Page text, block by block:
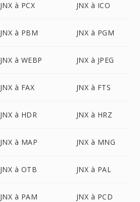
JNX à PCX JNX à ICO
JNX à PBM JNX à PGM
JNX à WEBP JNX à JPEG
JNX à FAX JNX à FTS
JNX à HDR JNX à HRZ
JNX à MAP JNX à MNG
JNX à OTB JNX à PAL
JNX à PAM JNX à PCD